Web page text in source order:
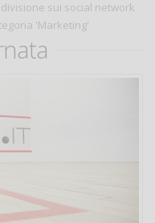
sui social network
'Marketing'